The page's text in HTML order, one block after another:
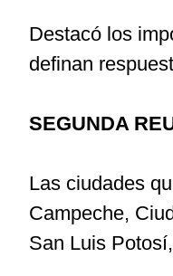
Destacó los
definan
SEGUNDA
Las ciudades
Campeche,
San Luis